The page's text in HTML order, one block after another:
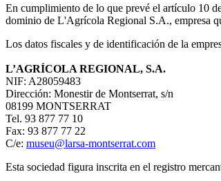
En cumplimiento de lo que prevé el artículo 10
dominio de L'Agrícola Regional S.A., empresa
Los datos fiscales y de identificación de la
L’AGRÍCOLA REGIONAL, S.A.
NIF: A28059483
Dirección: Monestir de Montserrat, s/n
08199 MONTSERRAT
Tel. 93 877 77 10
Fax: 93 877 77 22
C/e: museu@larsa-montserrat.com
Esta sociedad figura inscrita en el registro